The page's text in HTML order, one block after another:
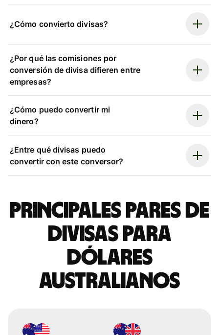
¿Cómo convierto divisas?
¿Por qué las comisiones por
conversión de divisa difieren entre
empresas?
¿Cómo puedo convertir mi
dinero?
¿Entre qué divisas puedo
convertir con este conversor?
Principales pares de
divisas para
dólares
australianos